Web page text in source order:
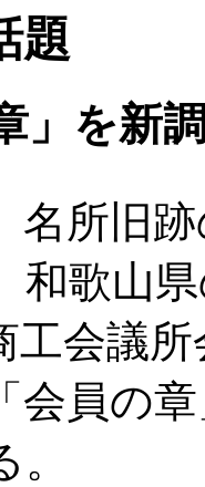
題
」を新
名所旧
和歌山
工会議
会員の